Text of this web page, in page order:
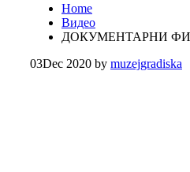
Home
Видео
ДОКУМЕНТАРНИ
03Dec 2020 by muzejgradiska